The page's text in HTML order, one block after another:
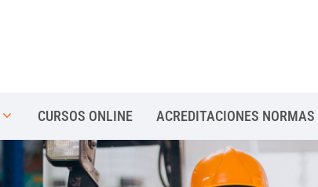
CURSOS ONLINE ACREDITACIONES NORMAS